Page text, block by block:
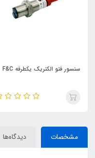
سنسور فتو الکتریک یکطرفه F&C
مشخصات دیدگاه‌ها